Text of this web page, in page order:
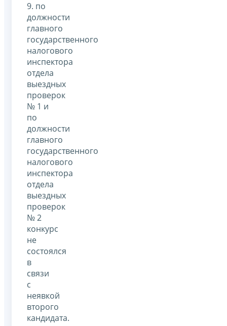
9. по
должности
главного
государственного
налогового
инспектора
отдела
выездных
проверок
№ 1 и
по
должности
главного
государственного
налогового
инспектора
отдела
выездных
проверок
№ 2
конкурс
не
состоялся
в
связи
с
неявкой
второго
кандидата.